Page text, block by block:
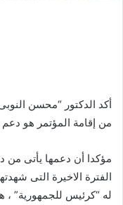
أكد الدكتور “محسن
من إقامة المؤتمر هو
مؤكدا أن دعمها يأتى من
الفترة الاخيرة التى
له “كرئيس للجمهورية” ،